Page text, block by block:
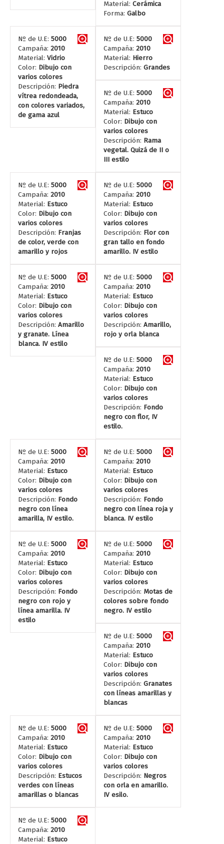
Material: Cerámica
Forma: Galbo
Nº de U.E: 5000
Campaña: 2010
Material: Vidrio
Color: Dibujo con
varios colores
Descripción: Piedra
vítrea redondeada,
con colores variados,
de gama azul
Nº de U.E: 5000
Campaña: 2010
Material: Hierro
Descripción: Grandes
Nº de U.E: 5000
Campaña: 2010
Material: Estuco
Color: Dibujo con
varios colores
Descripción: Rama
vegetal. Quizá de II o
III estilo
Nº de U.E: 5000
Campaña: 2010
Material: Estuco
Color: Dibujo con
varios colores
Descripción: Franjas
de color, verde con
amarillo y rojos
Nº de U.E: 5000
Campaña: 2010
Material: Estuco
Color: Dibujo con
varios colores
Descripción: Flor con
gran tallo en fondo
amarillo. IV estilo
Nº de U.E: 5000
Campaña: 2010
Material: Estuco
Color: Dibujo con
varios colores
Descripción: Amarillo
y granate. Línea
blanca. IV estilo
Nº de U.E: 5000
Campaña: 2010
Material: Estuco
Color: Dibujo con
varios colores
Descripción: Amarillo,
rojo y orla blanca
Nº de U.E: 5000
Campaña: 2010
Material: Estuco
Color: Dibujo con
varios colores
Descripción: Fondo
negro con flor, IV
estilo.
Nº de U.E: 5000
Campaña: 2010
Material: Estuco
Color: Dibujo con
varios colores
Descripción: Fondo
negro con línea
amarilla, IV estilo.
Nº de U.E: 5000
Campaña: 2010
Material: Estuco
Color: Dibujo con
varios colores
Descripción: Fondo
negro con línea roja y
blanca. IV estilo
Nº de U.E: 5000
Campaña: 2010
Material: Estuco
Color: Dibujo con
varios colores
Descripción: Fondo
negro con rojo y
línea amarilla. IV
estilo
Nº de U.E: 5000
Campaña: 2010
Material: Estuco
Color: Dibujo con
varios colores
Descripción: Motas de
colores sobre fondo
negro. IV estilo
Nº de U.E: 5000
Campaña: 2010
Material: Estuco
Color: Dibujo con
varios colores
Descripción: Granates
con líneas amarillas y
blancas
Nº de U.E: 5000
Campaña: 2010
Material: Estuco
Color: Dibujo con
varios colores
Descripción: Estucos
verdes con líneas
amarillas o blancas
Nº de U.E: 5000
Campaña: 2010
Material: Estuco
Color: Dibujo con
varios colores
Descripción: Negros
con orla en amarillo.
IV esilo.
Nº de U.E: 5000
Campaña: 2010
Material: Estuco